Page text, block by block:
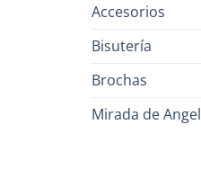
Accesorios
Bisutería
Brochas
Mirada de Angel